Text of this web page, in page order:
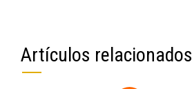
Artículos relacionados